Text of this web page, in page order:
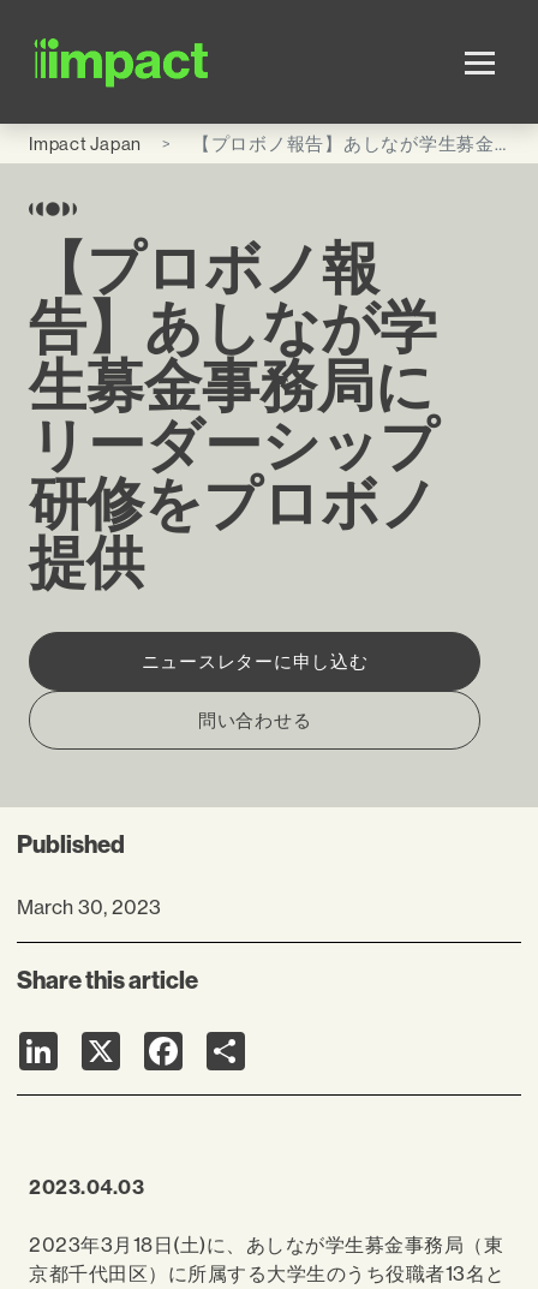
Impact Japan 【プロボノ報告】あしなが学生募金事務局にリーダーシップ研修をプロボノ提供
【プロボノ報
告】あしなが学
生募金事務局に
リーダーシップ
研修をプロボノ
提供
ニュースレターに申し込む
問い合わせる
Published
March 30, 2023
Share this article
LinkedIn Facebook
2023.04.03
2023年3月18日(土)に、あしなが学生募金事務局（東
京都千代田区）に所属する大学生のうち役職者13名と